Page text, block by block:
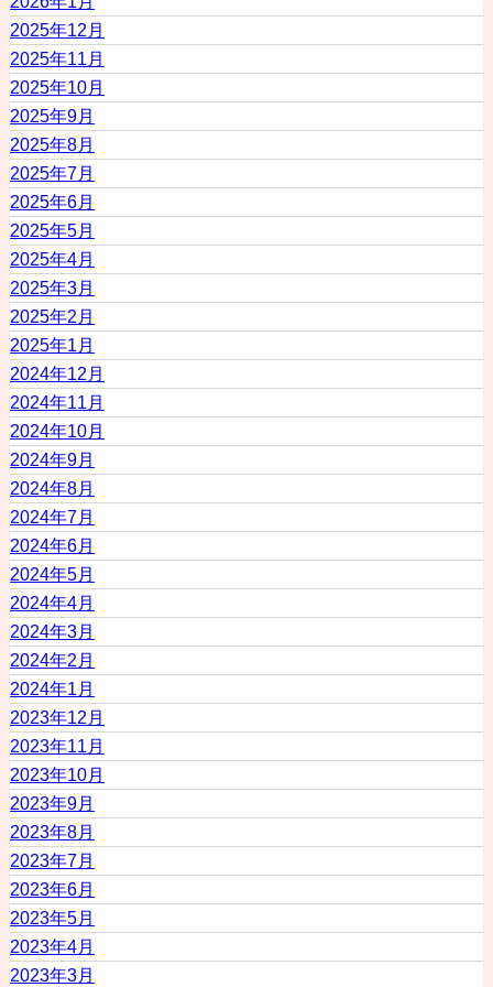
2025年12月
2025年11月
2025年10月
2025年9月
2025年8月
2025年7月
2025年6月
2025年5月
2025年4月
2025年3月
2025年2月
2025年1月
2024年12月
2024年11月
2024年10月
2024年9月
2024年8月
2024年7月
2024年6月
2024年5月
2024年4月
2024年3月
2024年2月
2024年1月
2023年12月
2023年11月
2023年10月
2023年9月
2023年8月
2023年7月
2023年6月
2023年5月
2023年4月
2023年3月